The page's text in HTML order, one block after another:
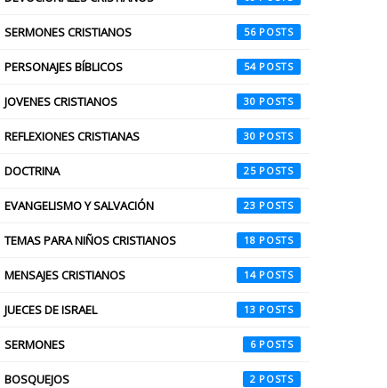
SERMONES CRISTIANOS 56
PERSONAJES BÍBLICOS 54
JOVENES CRISTIANOS 30
REFLEXIONES CRISTIANAS 30
DOCTRINA 25
EVANGELISMO Y SALVACIÓN 23
TEMAS PARA NIÑOS CRISTIANOS 18
MENSAJES CRISTIANOS 14
JUECES DE ISRAEL 13
SERMONES 6
BOSQUEJOS 2